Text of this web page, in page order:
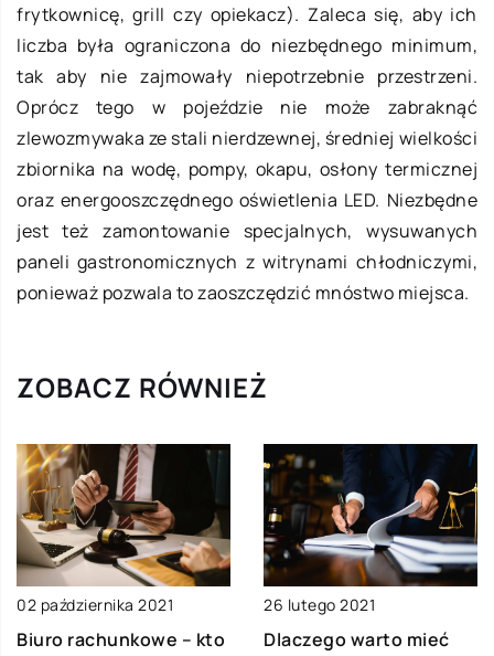
frytkownicę, grill czy opiekacz). Zaleca się, aby ich
liczba była ograniczona do niezbędnego minimum,
tak aby nie zajmowały niepotrzebnie przestrzeni.
Oprócz tego w pojeździe nie może zabraknąć
zlewozmywaka ze stali nierdzewnej, średniej wielkości
zbiornika na wodę, pompy, okapu, osłony termicznej
oraz energooszczędnego oświetlenia LED. Niezbędne
jest też zamontowanie specjalnych, wysuwanych
paneli gastronomicznych z witrynami chłodniczymi,
ponieważ pozwala to zaoszczędzić mnóstwo miejsca.
ZOBACZ RÓWNIEŻ
02 października 2021
Biuro rachunkowe – kto
26 lutego 2021
Dlaczego warto mieć